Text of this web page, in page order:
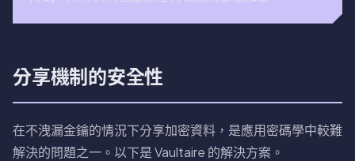
分享機制的安全性
在不洩漏金鑰的情況下分享加密資料，是應用密碼學中較難
解決的問題之一。以下是 Vaultaire 的解決方案。